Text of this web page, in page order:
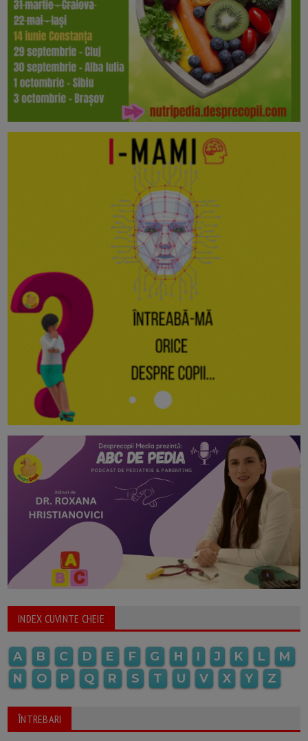
INDEX CUVINTE CHEIE
A B C D E F G H I J K L
M
N
O P Q R S T U V X Y Z
ÎNTREBARI